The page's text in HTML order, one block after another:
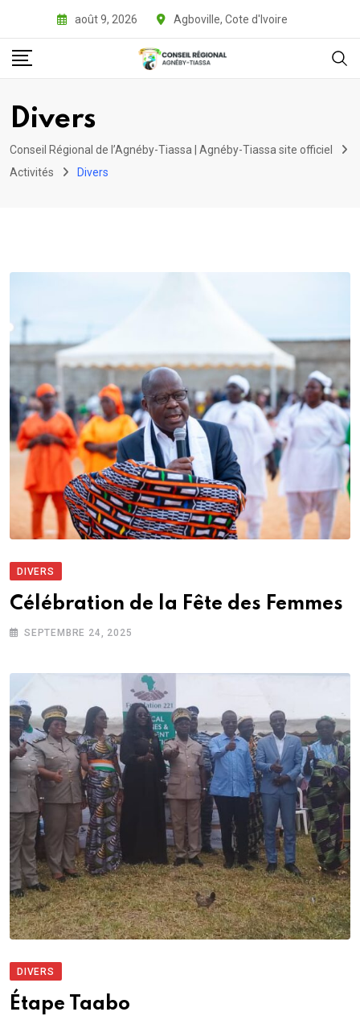
content
août 9, 2026 Agboville, Cote d'Ivoire
Divers
Conseil Régional de l’Agnéby-Tiassa | Agnéby-Tiassa site officiel
Activités
Divers
DIVERS
Célébration de la Fête des Femmes
SEPTEMBRE 24, 2025
DIVERS
Étape Taabo